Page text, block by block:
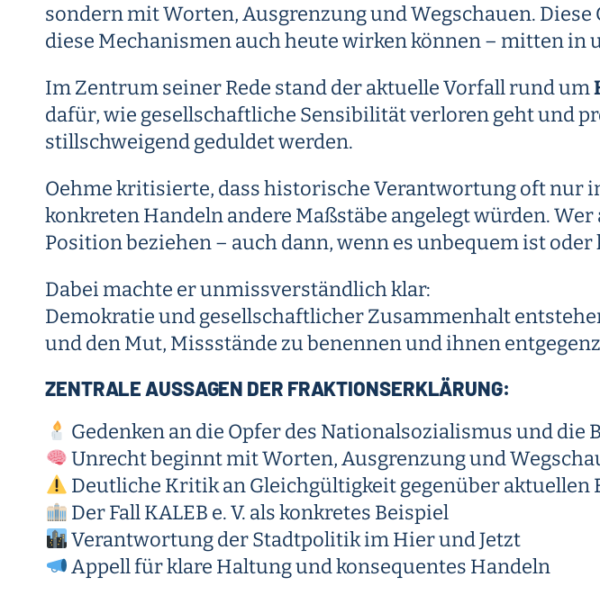
sondern mit Worten, Ausgrenzung und Wegschauen.
diese Mechanismen auch heute wirken können – mitten in
Im Zentrum seiner Rede stand der aktuelle Vorfall rund um
dafür, wie gesellschaftliche Sensibilität verloren geht und
stillschweigend geduldet werden.
Oehme kritisierte, dass historische Verantwortung oft nur
konkreten Handeln andere Maßstäbe angelegt würden.
Position beziehen – auch dann, wenn es unbequem ist
Dabei machte er unmissverständlich klar:
Demokratie und gesellschaftlicher Zusammenhalt
und den Mut, Missstände zu benennen und ihnen
ZENTRALE AUSSAGEN DER FRAKTIONSERKLÄRUNG:
Gedenken an die Opfer des Nationalsozialismus und die
Unrecht beginnt mit Worten, Ausgrenzung und
Deutliche Kritik an Gleichgültigkeit gegenüber
Der Fall KALEB e. V. als konkretes Beispiel
Verantwortung der Stadtpolitik im Hier und Jetzt
Appell für klare Haltung und konsequentes Handeln